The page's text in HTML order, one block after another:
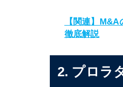
【関連】
徹底解説
2. プロラ